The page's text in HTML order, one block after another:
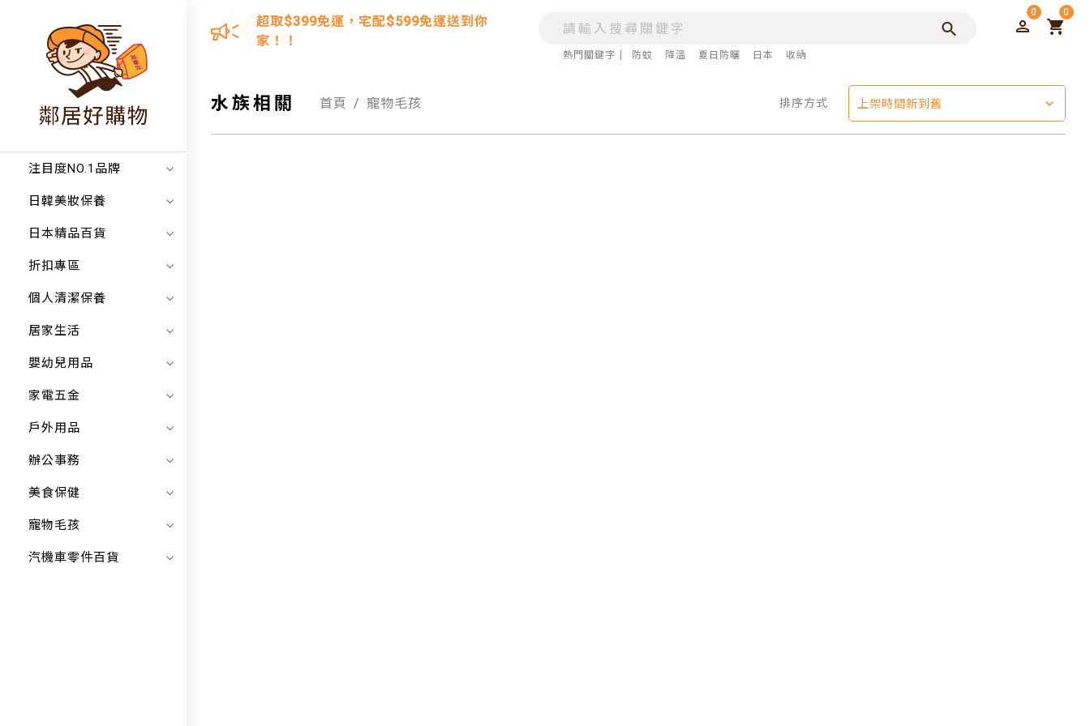
超取$399免運，宅配$599免運送到你
家！！
熱門關鍵字 防蚊 降溫 夏日防曬 日本 收納
0 0
注目度NO.1品牌
日韓美妝保養
日本精品百貨
折扣專區
個人清潔保養
居家生活
嬰幼兒用品
家電五金
戶外用品
辦公事務
美食保健
寵物毛孩
汽機車零件百貨
水族相關 首頁 寵物毛孩 排序方式 上架時間新到舊